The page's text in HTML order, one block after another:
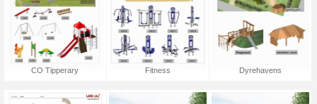
Surface +
O nás +
Kontakt
CO Tipperary Fitness Dyrehavens